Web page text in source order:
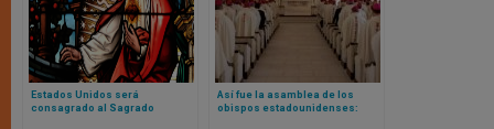
Estados Unidos será
consagrado al Sagrado
Así fue la asamblea de los
obispos estadounidenses: